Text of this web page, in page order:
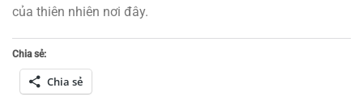
của thiên nhiên nơi đây.
Chia sẻ:
Chia sẻ